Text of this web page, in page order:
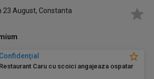
23 August, Constanta
Confidenţial
Restaurant Caru cu scoici angajeaza ospatar